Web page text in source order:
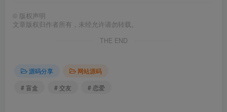
© 版权声明
文章版权归作者所有，未经允许请勿转载。
THE END
源码分享
网站源码
# 盲盒
# 交友 # 恋爱